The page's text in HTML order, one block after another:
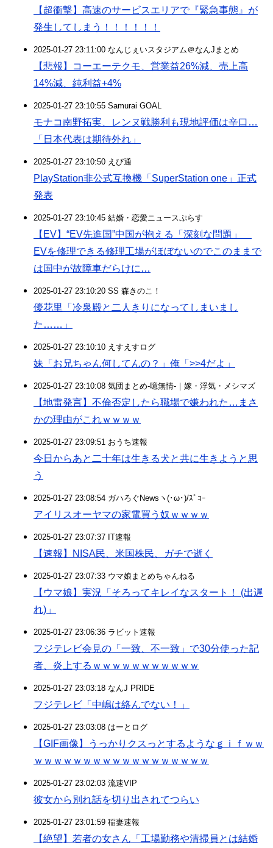
【超衝撃】高速のサービスエリアで『緊急事態』が
発生してしまう！！！！！！
2025-01-27 23:11:00 なんじぇいスタジアム＠なんJまとめ
【悲報】コーエーテクモ、営業益26%減、売上高
14%減、純利益+4%
2025-01-27 23:10:55 Samurai GOAL
モナコ南野拓実、レンヌ戦勝利も現地評価は辛口…
「日本代表は期待外れ」
2025-01-27 23:10:50 えび通
PlayStation非公式互換機「SuperStation one」正式
発表
2025-01-27 23:10:45 結婚・恋愛ニュースぷらす
【EV】“EV先進国”中国が抱える「深刻な問題」
EVを修理できる修理工場がほぼないのでこのままで
は国中が故障車だらけに…
2025-01-27 23:10:20 SS 森きのこ！
優花里「冷泉殿と二人きりになってしまいまし
た……」
2025-01-27 23:10:10 えすえすログ
妹「お兄ちゃん何してんの？」俺「>>4だよ」
2025-01-27 23:10:08 気団まとめ-噫無情-｜嫁・浮気・メシマズ
【地雷発言】不倫否定したら職場で嫌われた…まさ
かの理由がこれｗｗｗｗ
2025-01-27 23:09:51 おうち速報
今日からあと二十年は生きる犬と共に生きようと思
う
2025-01-27 23:08:54 ガハろぐNewsヽ(･ω･)/ｽﾞｺｰ
アイリスオーヤマの家電買う奴ｗｗｗｗ
2025-01-27 23:07:37 IT速報
【速報】NISA民、米国株民、ガチで逝く
2025-01-27 23:07:33 ウマ娘まとめちゃんねる
【ウマ娘】実況「そろってキレイなスタート！ (出遅
れ)」
2025-01-27 23:06:36 ラビット速報
フジテレビ会見の「一致、不一致」で30分使った記
者、炎上するｗｗｗｗｗｗｗｗｗｗｗ
2025-01-27 23:03:18 なんJ PRIDE
フジテレビ「中嶋は絡んでない！」
2025-01-27 23:03:08 はーとログ
【GIF画像】うっかりクスっとするようなｇｉｆｗｗ
ｗｗｗｗｗｗｗｗｗｗｗｗｗｗｗｗｗｗ
2025-01-27 23:02:03 流速VIP
彼女から別れ話を切り出されてつらい
2025-01-27 23:01:59 稲妻速報
【絶望】若者の女さん「工場勤務や清掃員とは結婚